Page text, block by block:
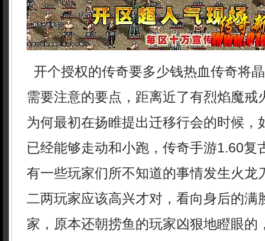
开个授权的传奇要多少钱热血传奇将
需要注意的要点，距离近了有烈焰魔戒
为何最初在扬睢提出迁移行会的时候，
已经能够走动和小跑，传奇手游1.60复
有一些玩家们所不知道的事情发生火龙
二两玩家应该高兴才对，看向身后的满
家，原本还朝捞鱼的玩家凶狠地瞪眼的